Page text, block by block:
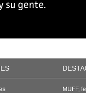
MUFF,